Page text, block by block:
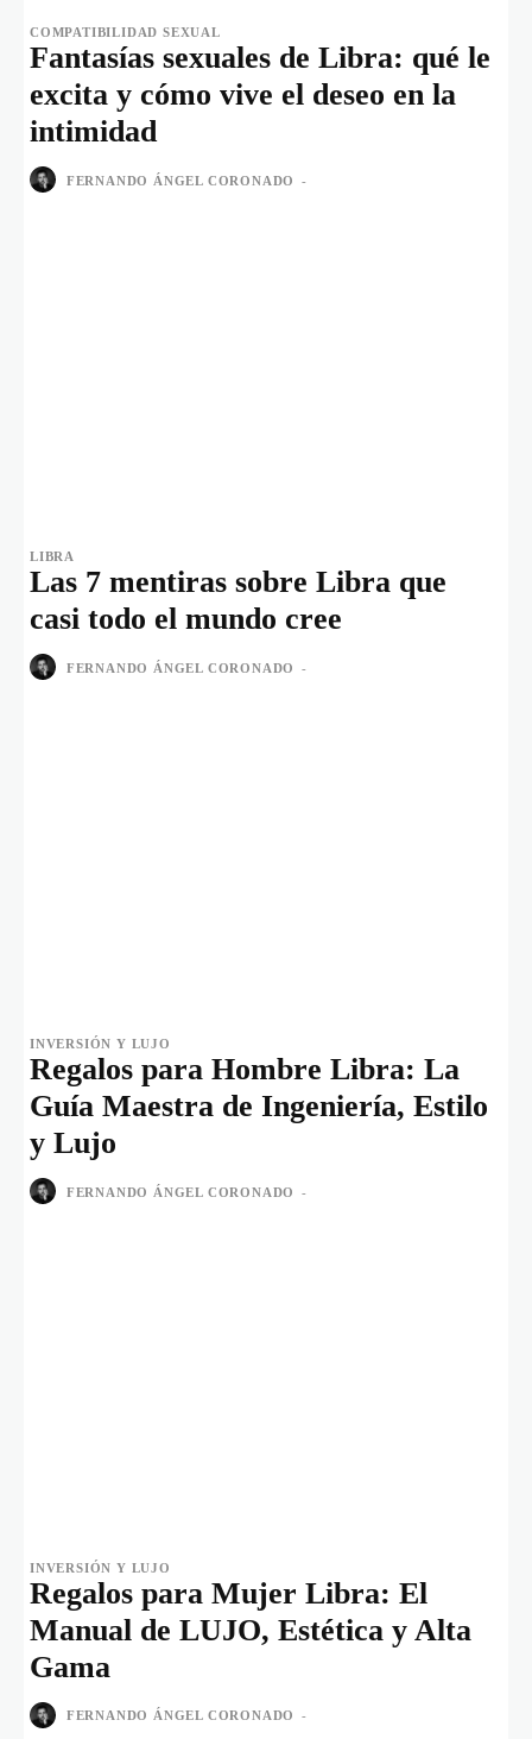
COMPATIBILIDAD SEXUAL
Fantasías sexuales de Libra: qué le
excita y cómo vive el deseo en la
intimidad
FERNANDO ÁNGEL CORONADO -
LIBRA
Las 7 mentiras sobre Libra que
casi todo el mundo cree
FERNANDO ÁNGEL CORONADO -
INVERSIÓN Y LUJO
Regalos para Hombre Libra: La
Guía Maestra de Ingeniería, Estilo
y Lujo
FERNANDO ÁNGEL CORONADO -
INVERSIÓN Y LUJO
Regalos para Mujer Libra: El
Manual de LUJO, Estética y Alta
Gama
FERNANDO ÁNGEL CORONADO -